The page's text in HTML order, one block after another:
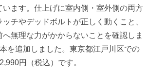
います。仕上げに室内側・室外側の両方
チやデッドボルトが正しく動くこと、
へ無理な力がかからないことを確認しま
を追加しました。東京都江戸川区での
円（税込）です。